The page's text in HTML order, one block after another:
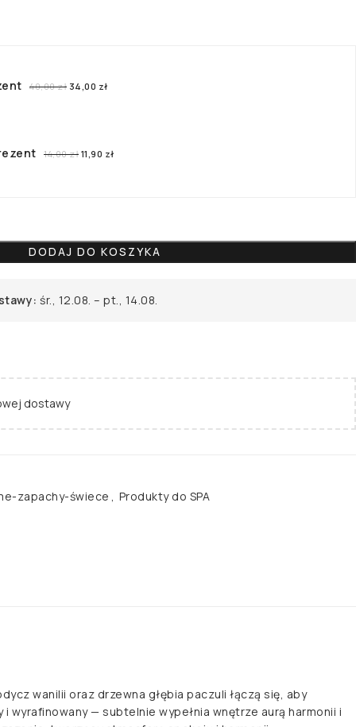
40,00zł 34,00 zł
14,00zł 11,90 zł
DODAJ DO KOSZYKA
śr., 12.08. – pt., 14.08.
dostawy
zapachy-świece Produkty do SPA
wanilii oraz drzewna głębia paczuli łączą się, aby
— subtelnie wypełnia wnętrze aurą harmonii i